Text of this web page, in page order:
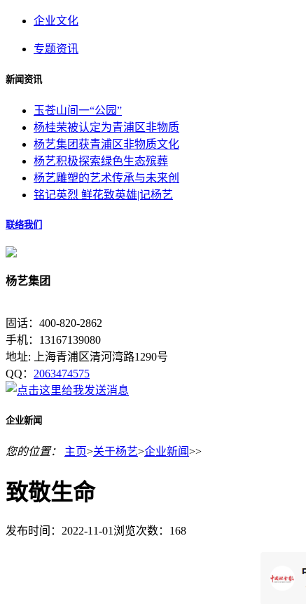
企业文化
专题资讯
新闻资讯
玉苍山间一“公园”
杨桂荣被认定为青浦区非物质
杨艺集团获青浦区非物质文化
杨艺积极探索绿色生态殡葬
杨艺雕塑的艺术传承与未来创
铭记英烈 鲜花致英雄|记杨艺
联络我们
杨艺集团
固话：400-820-2862
手机：13167139080
地址: 上海青浦区清河湾路1290号
QQ： 2063474575
企业新闻
您的位置： 主页>关于杨艺>企业新闻>>
致敬生命
发布时间：2022-11-01 浏览次数： 168